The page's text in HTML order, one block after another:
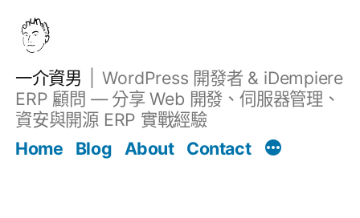
一介資男
WordPress 開發者 & iDempiere
ERP 顧問 — 分享 Web 開發、伺服器管理、
資安與開源 ERP 實戰經驗
Home
Blog About Contact
文章